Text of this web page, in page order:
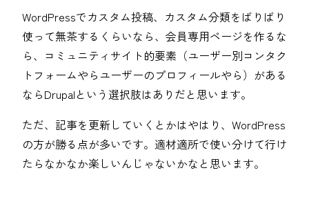
WordPressでカスタム投稿、カスタム分類をばりばり
使って無茶するくらいなら、会員専用ページを作るな
ら、コミュニティサイト的要素（ユーザー別コンタク
トフォームやらユーザーのプロフィールやら）がある
ならDrupalという選択肢はありだと思います。
ただ、記事を更新していくとかはやはり、WordPress
の方が勝る点が多いです。適材適所で使い分けて行け
たらなかなか楽しいんじゃないかなと思います。